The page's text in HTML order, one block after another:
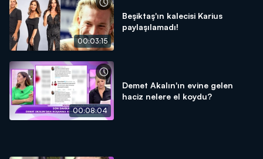
00:03:15
Beşiktaş'ın kalecisi Karius
paylaşılamadı!
00:08:04
Demet Akalın'ın evine gelen
haciz nelere el koydu?